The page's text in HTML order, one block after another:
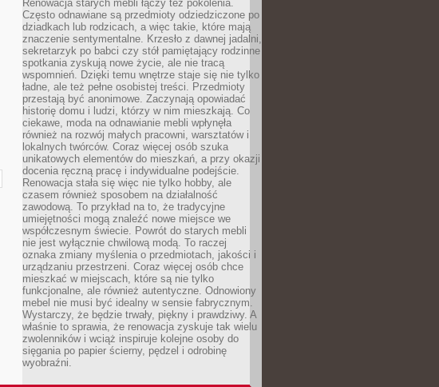
Renowacja starych mebli łączy też pokolenia.
Często odnawiane są przedmioty odziedziczone po
dziadkach lub rodzicach, a więc takie, które mają
znaczenie sentymentalne. Krzesło z dawnej jadalni,
sekretarzyk po babci czy stół pamiętający rodzinne
spotkania zyskują nowe życie, ale nie tracą
wspomnień. Dzięki temu wnętrze staje się nie tylko
ładne, ale też pełne osobistej treści. Przedmioty
przestają być anonimowe. Zaczynają opowiadać
historię domu i ludzi, którzy w nim mieszkają. Co
ciekawe, moda na odnawianie mebli wpłynęła
również na rozwój małych pracowni, warsztatów i
lokalnych twórców. Coraz więcej osób szuka
unikatowych elementów do mieszkań, a przy okazji
docenia ręczną pracę i indywidualne podejście.
Renowacja stała się więc nie tylko hobby, ale
czasem również sposobem na działalność
zawodową. To przykład na to, że tradycyjne
umiejętności mogą znaleźć nowe miejsce we
współczesnym świecie. Powrót do starych mebli
nie jest wyłącznie chwilową modą. To raczej
oznaka zmiany myślenia o przedmiotach, jakości i
urządzaniu przestrzeni. Coraz więcej osób chce
mieszkać w miejscach, które są nie tylko
funkcjonalne, ale również autentyczne. Odnowiony
mebel nie musi być idealny w sensie fabrycznym.
Wystarczy, że będzie trwały, piękny i prawdziwy. A
właśnie to sprawia, że renowacja zyskuje tak wielu
zwolenników i wciąż inspiruje kolejne osoby do
sięgania po papier ścierny, pędzel i odrobinę
wyobraźni.